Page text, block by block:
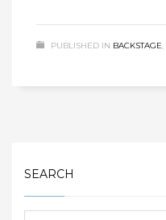
PUBLISHED IN BACKSTAGE,
SEARCH